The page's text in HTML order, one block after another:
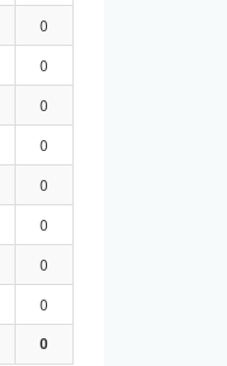
0
0
0
0
0
0
0
0
0